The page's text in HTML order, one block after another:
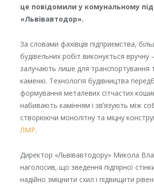
це повідомили у комунальному
«Львівавтодор».
За словами фахівців підприємства,
будівельних робіт виконується
залучають лише для транспортування
каменю. Технологія будівництва
формування металевих сітчастих
набивають камінням і зв’язують між
створюючи монолітну та міцну
ЛМР.
Директор «Львівавтодору» Микола
наголосив, що зведення підпірної
надійно зміцнити схил і підвищити